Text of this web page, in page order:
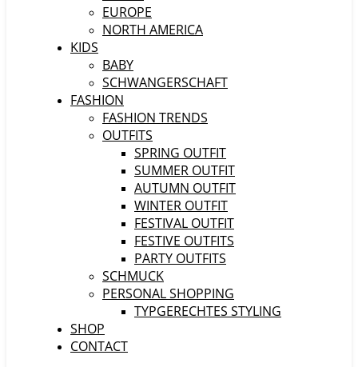
EUROPE
NORTH AMERICA
KIDS
BABY
SCHWANGERSCHAFT
FASHION
FASHION TRENDS
OUTFITS
SPRING OUTFIT
SUMMER OUTFIT
AUTUMN OUTFIT
WINTER OUTFIT
FESTIVAL OUTFIT
FESTIVE OUTFITS
PARTY OUTFITS
SCHMUCK
PERSONAL SHOPPING
TYPGERECHTES STYLING
SHOP
CONTACT